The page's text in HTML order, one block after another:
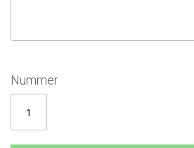
Nummer